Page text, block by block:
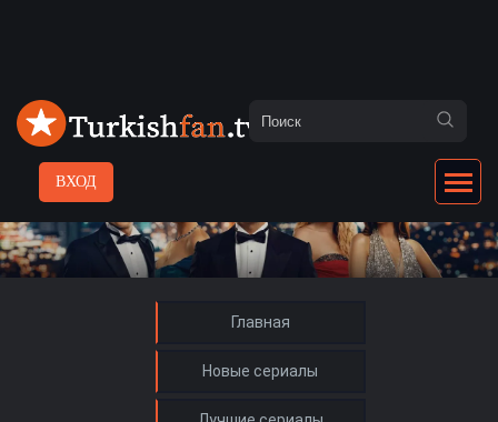
ВХОД
Главная
Новые сериалы